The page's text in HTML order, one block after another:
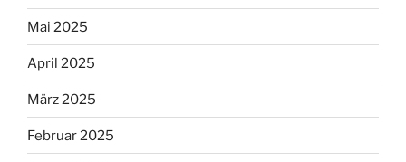
Mai 2025
April 2025
März 2025
Februar 2025